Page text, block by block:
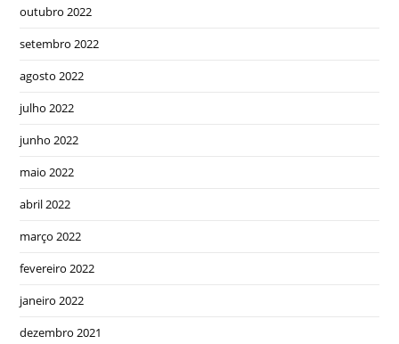
outubro 2022
setembro 2022
agosto 2022
julho 2022
junho 2022
maio 2022
abril 2022
março 2022
fevereiro 2022
janeiro 2022
dezembro 2021